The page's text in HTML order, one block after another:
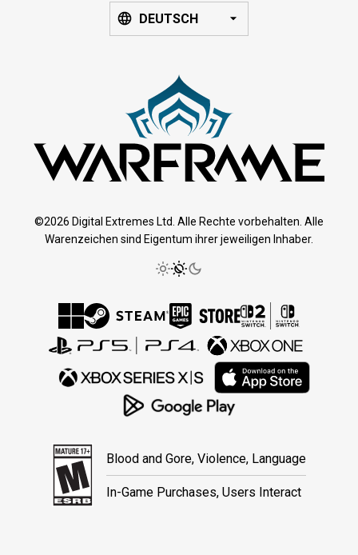
DEUTSCH
©2026 Digital Extremes Ltd. Alle Rechte vorbehalten. Alle
Warenzeichen sind Eigentum ihrer jeweiligen Inhaber.
Blood and Gore, Violence, Language
In-Game Purchases, Users Interact